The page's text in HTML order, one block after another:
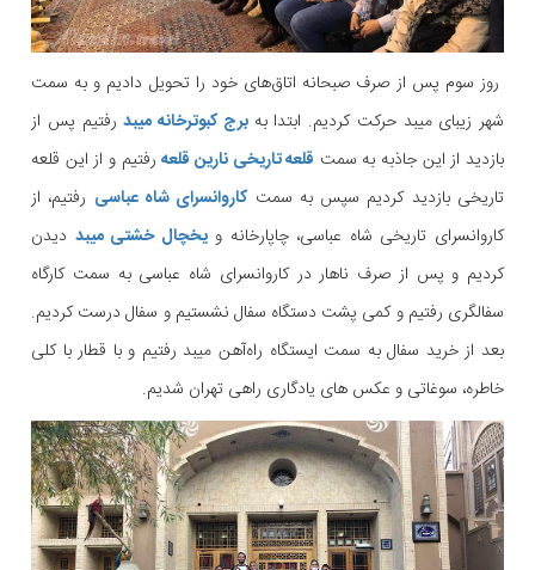
روز سوم پس از صرف صبحانه اتاق‌های خود را تحویل دادیم و به سمت
شهر زیبای میبد حرکت کردیم. ابتدا به برج کبوترخانه میبدرفتیم پس از
بازدید از این جاذبه به سمت قلعه تاریخی نارین قلعهرفتیم و از این قلعه
تاریخی بازدید کردیم سپس به سمتکاروانسرای شاه عباسی رفتیم، از
کاروانسرای تاریخی شاه عباسی، چاپارخانه ویخچال خشتی میبد دیدن
کردیم و پس از صرف ناهار در کاروانسرای شاه عباسی به سمت کارگاه
سفالگری رفتیم و کمی پشت دستگاه سفال نشستیم و سفال درست کردیم.
بعد از خرید سفال به سمت ایستگاه راه‌آهن میبد رفتیم و با قطار با کلی
خاطره، سوغاتی و عکس های یادگاری راهی تهران شدیم.